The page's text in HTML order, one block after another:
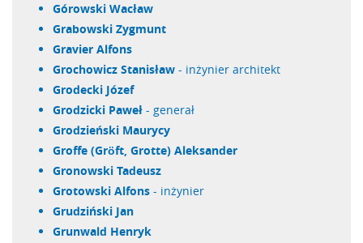
Górowski Wacław
Grabowski Zygmunt
Gravier Alfons
Grochowicz Stanisław - inżynier architekt
Grodecki Józef
Grodzicki Paweł - generał
Grodzieński Maurycy
Groffe (Gröft, Grotte) Aleksander
Gronowski Tadeusz
Grotowski Alfons - inżynier
Grudziński Jan
Grunwald Henryk